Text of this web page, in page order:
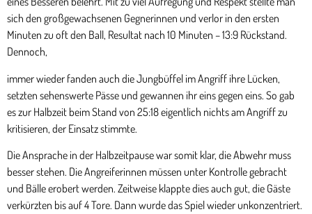
sich den großgewachsenen Gegnerinnen und verlor in den ersten
Minuten zu oft den Ball, Resultat nach 10 Minuten – 13:9 Rückstand.
Dennoch,
immer wieder fanden auch die Jungbüffel im Angriff ihre Lücken,
setzten sehenswerte Pässe und gewannen ihr eins gegen eins. So gab
es zur Halbzeit beim Stand von 25:18 eigentlich nichts am Angriff zu
kritisieren, der Einsatz stimmte.
Die Ansprache in der Halbzeitpause war somit klar, die Abwehr muss
besser stehen. Die Angreiferinnen müssen unter Kontrolle gebracht
und Bälle erobert werden. Zeitweise klappte dies auch gut, die Gäste
verkürzten bis auf 4 Tore. Dann wurde das Spiel wieder unkonzentriert.